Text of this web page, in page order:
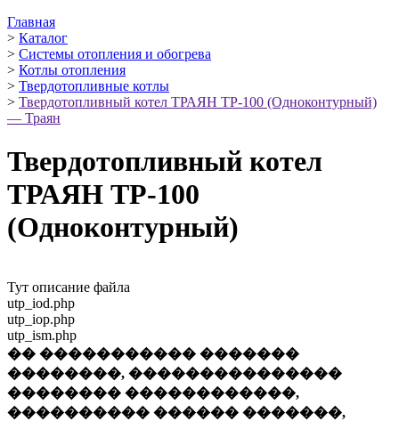
Главная
> Каталог
> Системы отопления и обогрева
> Котлы отопления
> Твердотопливные котлы
> Твердотопливный котел ТРАЯН ТР-100 (Одноконтурный)
— Траян
Твердотопливный котел
ТРАЯН ТР-100
(Одноконтурный)
Тут описание файла
utp_iod.php
utp_iop.php
utp_ism.php
�� ����������� �������
��������, ���������������
�������� ������������,
���������� ������ �������,